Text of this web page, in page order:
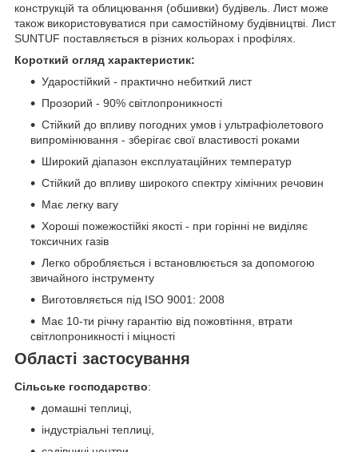
конструкцій та облицювання (обшивки) будівель. Лист може
також використовуватися при самостійному будівництві. Лист
SUNTUF поставляється в різних кольорах і профілях.
Короткий огляд характеристик:
Ударостійкий - практично небиткий лист
Прозорий - 90% світлопроникності
Стійкий до впливу погодних умов і ультрафіолетового
випромінювання - зберігає свої властивості роками
Широкий діапазон експлуатаційних температур
Стійкий до впливу широкого спектру хімічних речовин
Має легку вагу
Хороші пожежостійкі якості - при горінні не виділяє
токсичних газів
Легко обробляється і встановлюється за допомогою
звичайного інструменту
Виготовляється під ISO 9001: 2008
Має 10-ти річну гарантію від пожовтіння, втрати
світлопроникності і міцності
Області застосування
Сільське господарство:
домашні теплиці,
індустріальні теплиці,